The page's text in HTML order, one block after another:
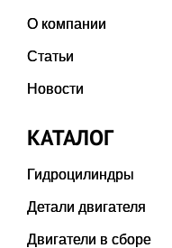
О компании
Статьи
Новости
КАТАЛОГ
Гидроцилиндры
Детали двигателя
Двигатели в сборе